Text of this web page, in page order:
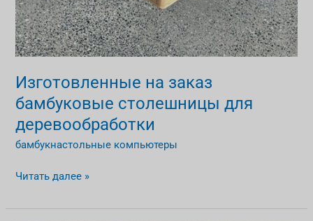
Изготовленные на заказ
бамбуковые столешницы для
деревообработки
бамбукнастольные компьютеры
Читать далее »